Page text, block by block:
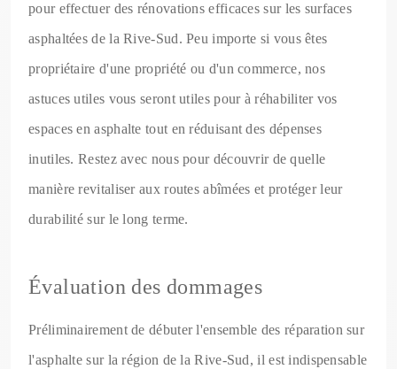
pour effectuer des rénovations efficaces sur les surfaces
asphaltées de la Rive-Sud. Peu importe si vous êtes
propriétaire d'une propriété ou d'un commerce, nos
astuces utiles vous seront utiles pour à réhabiliter vos
espaces en asphalte tout en réduisant des dépenses
inutiles. Restez avec nous pour découvrir de quelle
manière revitaliser aux routes abîmées et protéger leur
durabilité sur le long terme.
Évaluation des dommages
Préliminairement de débuter l'ensemble des réparation sur
l'asphalte sur la région de la Rive-Sud, il est indispensable